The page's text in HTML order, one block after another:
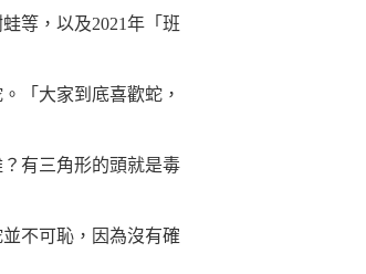
等，以及2021年「班
「大家到底喜歡蛇，
有三角形的頭就是毒
不可恥，因為沒有確